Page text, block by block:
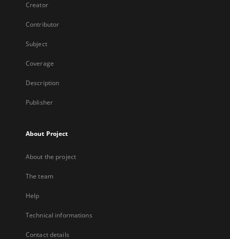
Creator
Contributor
Subject
Coverage
Description
Publisher
About Project
About the project
The team
Help
Technical informations
Contact details